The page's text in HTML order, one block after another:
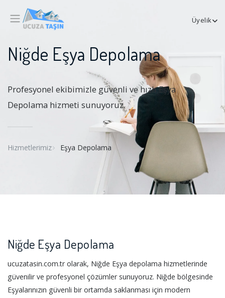
Üyelik
Niğde Eşya Depolama
Profesyonel ekibimizle güvenli ve hızlı Eşya
Depolama hizmeti sunuyoruz.
Hizmetlerimiz Eşya Depolama
Niğde Eşya Depolama
ucuzatasin.com.tr olarak, Niğde Eşya depolama hizmetlerinde
güvenilir ve profesyonel çözümler sunuyoruz. Niğde bölgesinde
Eşyalarınızın güvenli bir ortamda saklanması için modern